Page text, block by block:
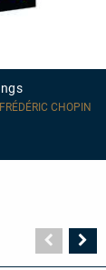
CHOPIN
Seite